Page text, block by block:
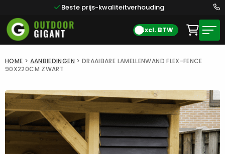
Beste prijs-kwaliteitverhouding
Excl. BTW
HOME > AANBIEDINGEN > DRAAIBARE LAMELLENWAND FLEX-FENCE
90X220CM ZWART